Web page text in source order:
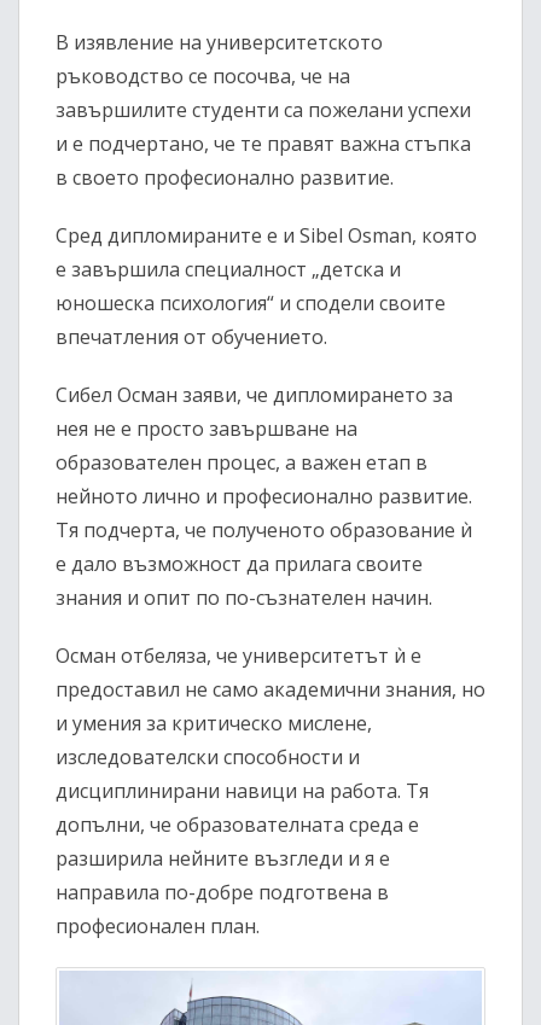
В изявление на университетското
ръководство се посочва, че на
завършилите студенти са пожелани успехи
и е подчертано, че те правят важна стъпка
в своето професионално развитие.
Сред дипломираните е и Sibel Osman, която
е завършила специалност „детска и
юношеска психология“ и сподели своите
впечатления от обучението.
Сибел Осман заяви, че дипломирането за
нея не е просто завършване на
образователен процес, а важен етап в
нейното лично и професионално развитие.
Тя подчерта, че полученото образование ѝ
е дало възможност да прилага своите
знания и опит по по-съзнателен начин.
Осман отбеляза, че университетът ѝ е
предоставил не само академични знания, но
и умения за критическо мислене,
изследователски способности и
дисциплинирани навици на работа. Тя
допълни, че образователната среда е
разширила нейните възгледи и я е
направила по-добре подготвена в
професионален план.